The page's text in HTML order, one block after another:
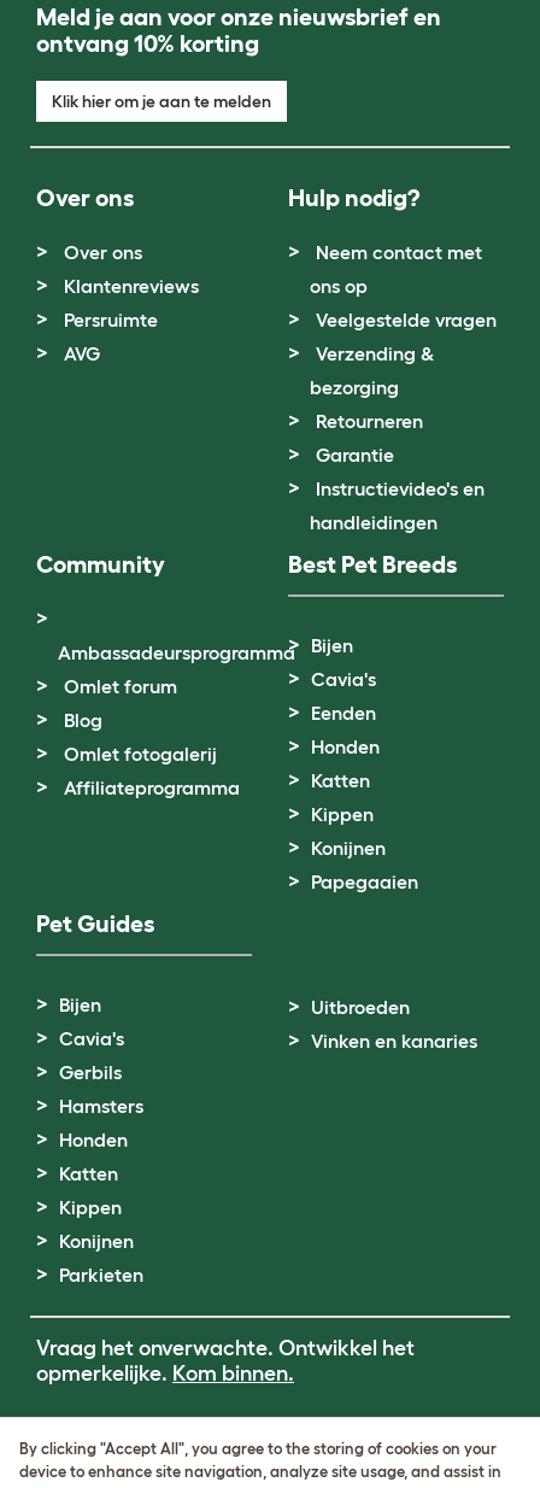
Meld je aan voor onze nieuwsbrief en
ontvang 10% korting
Klik hier om je aan te melden
Over ons
Over ons
Klantenreviews
Persruimte
AVG
Hulp nodig?
Neem contact met
ons op
Veelgestelde vragen
Verzending &
bezorging
Retourneren
Garantie
Instructievideo's en
handleidingen
Community
Ambassadeursprogramma
Omlet forum
Blog
Omlet fotogalerij
Affiliateprogramma
Best Pet Breeds
Bijen
Cavia's
Eenden
Honden
Katten
Kippen
Konijnen
Papegaaien
Pet Guides
Bijen
Cavia's
Gerbils
Hamsters
Honden
Katten
Kippen
Konijnen
Parkieten
Uitbroeden
Vinken en kanaries
Vraag het onverwachte. Ontwikkel het
opmerkelijke. Kom binnen.
Cookie & Privacy Policy
By clicking "Accept All", you agree to the storing of cookies on your
device to enhance site navigation, analyze site usage, and assist in